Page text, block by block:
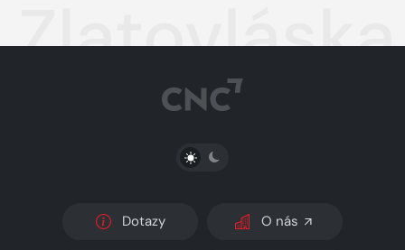
Zlatovláska
PŘEPNOUT SVĚTLÝ/TMAVÝ REŽIM
Dotazy O nás